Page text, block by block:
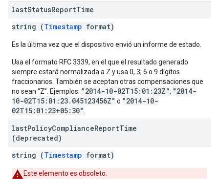
lastStatusReportTime
string (Timestamp format)
Es la última vez que el dispositivo envió un informe de estado.
Usa el formato RFC 3339, en el que el resultado generado
siempre estará normalizada a Z y usa 0, 3, 6 o 9 dígitos
fraccionarios. También se aceptan otras compensaciones que
no sean “Z”. Ejemplos: "2014-10-02T15:01:23Z", "2014-
10-02T15:01:23.045123456Z" o "2014-10-
02T15:01:23+05:30"
lastPolicyComplianceReportTime
(deprecated)
string (Timestamp format)
Este elemento es obsoleto.